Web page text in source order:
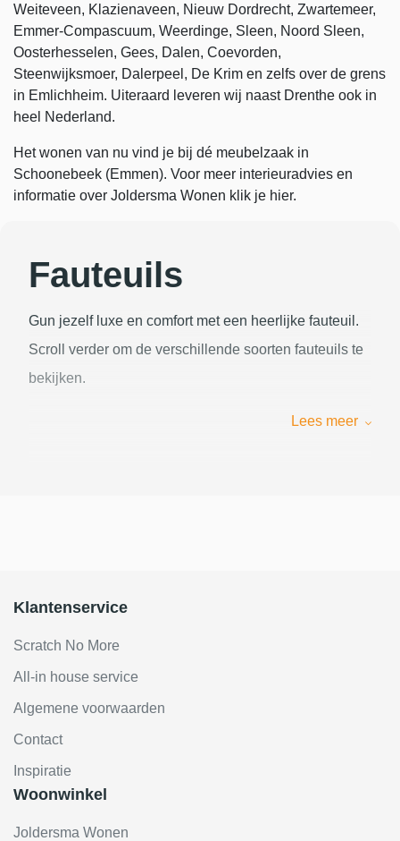
Weiteveen, Klazienaveen, Nieuw Dordrecht, Zwartemeer,
Emmer-Compascuum, Weerdinge, Sleen, Noord Sleen,
Oosterhesselen, Gees, Dalen, Coevorden,
Steenwijksmoer, Dalerpeel, De Krim en zelfs over de grens
in Emlichheim. Uiteraard leveren wij naast Drenthe ook in
heel Nederland.
Het wonen van nu vind je bij dé meubelzaak in
Schoonebeek (Emmen). Voor meer interieuradvies en
informatie over Joldersma Wonen klik je hier.
Fauteuils
Gun jezelf luxe en comfort met een heerlijke fauteuil.
Scroll verder om de verschillende soorten fauteuils te
bekijken.
Lees meer
Klantenservice
Scratch No More
All-in house service
Algemene voorwaarden
Contact
Inspiratie
Woonwinkel
Joldersma Wonen